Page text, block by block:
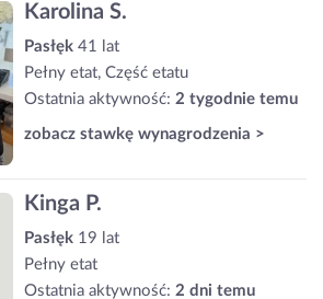
Karolina S.
Pasłęk 41 lat
Pełny etat, Część etatu
Ostatnia aktywność: 2 tygodnie temu
zobacz stawkę wynagrodzenia >
Kinga P.
Pasłęk 19 lat
Pełny etat
Ostatnia aktywność: 2 dni temu